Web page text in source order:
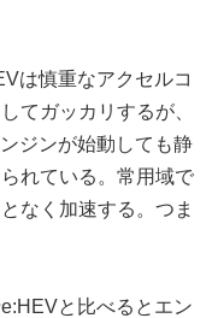
は慎重なアクセルコ
てガッカリするが、
ジンが始動しても静
れている。常用域で
なく加速する。つま
と比べるとエン